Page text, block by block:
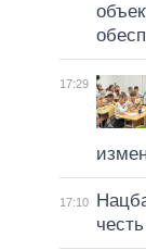
17:29
17:10